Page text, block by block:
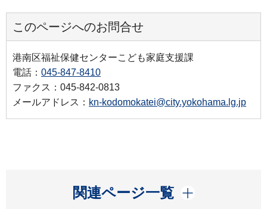
このページへのお問合せ
港南区福祉保健センターこども家庭支援課
電話： 045-847-8410
ファクス：045-842-0813
メールアドレス： kn-kodomokatei@city.yokohama.lg.jp
関連ページ一覧
開く